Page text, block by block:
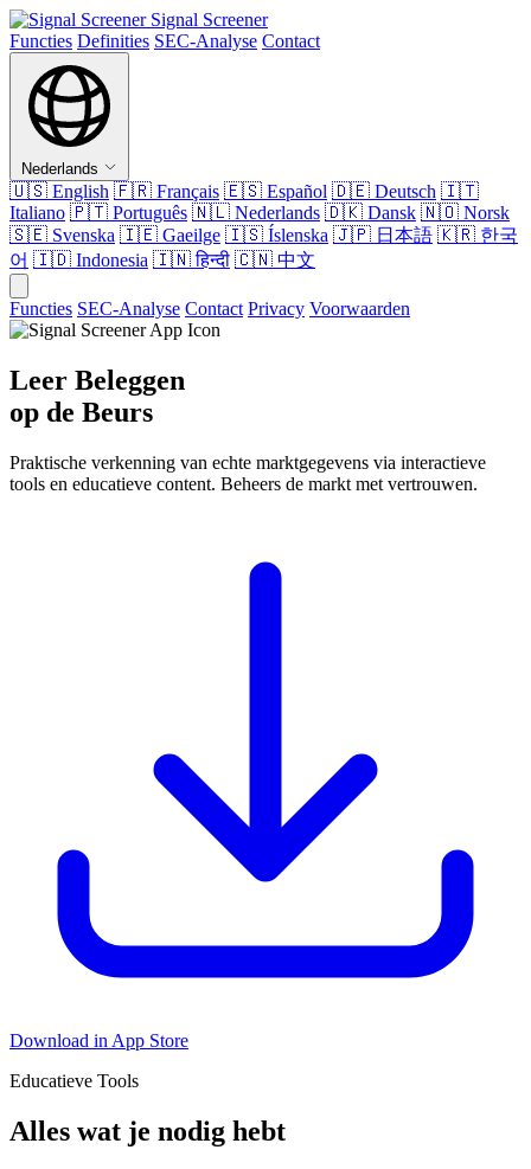
Signal Screener
Functies Definities SEC-Analyse Contact
Nederlands
🇺🇸 English 🇫🇷 Français 🇪🇸 Español 🇩🇪 Deutsch 🇮🇹
Italiano 🇵🇹 Português 🇳🇱 Nederlands 🇩🇰 Dansk 🇳🇴 Norsk
🇸🇪 Svenska 🇮🇪 Gaeilge 🇮🇸 Íslenska 🇯🇵 日本語 🇰🇷 한국
어 🇮🇩 Indonesia 🇮🇳हिन्दी 🇨🇳 中文
Functies SEC-Analyse Contact Privacy Voorwaarden
Leer Beleggen
op de Beurs
Praktische verkenning van echte marktgegevens via interactieve
tools en educatieve content. Beheers de markt met vertrouwen.
Download in App Store
Educatieve Tools
Alles wat je nodig hebt